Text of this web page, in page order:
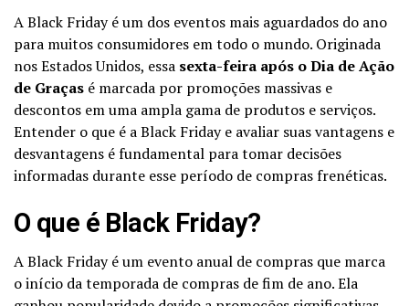
A Black Friday é um dos eventos mais aguardados do ano
para muitos consumidores em todo o mundo. Originada
nos Estados Unidos, essa sexta-feira após o Dia de Ação
de Graças é marcada por promoções massivas e
descontos em uma ampla gama de produtos e serviços.
Entender o que é a Black Friday e avaliar suas vantagens e
desvantagens é fundamental para tomar decisões
informadas durante esse período de compras frenéticas.
O que é Black Friday?
A Black Friday é um evento anual de compras que marca
o início da temporada de compras de fim de ano. Ela